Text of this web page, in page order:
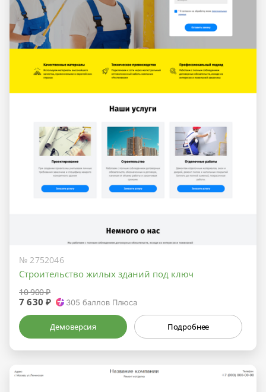
№ 2752046
Строительство жилых зданий под ключ
10 900 ₽
7 630 ₽ 305 баллов Плюса
Демоверсия Подробнее